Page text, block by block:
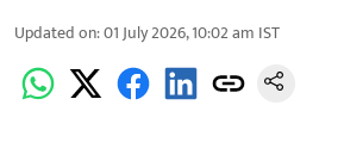
Updated on:01 July 2026, 10:02 am IST